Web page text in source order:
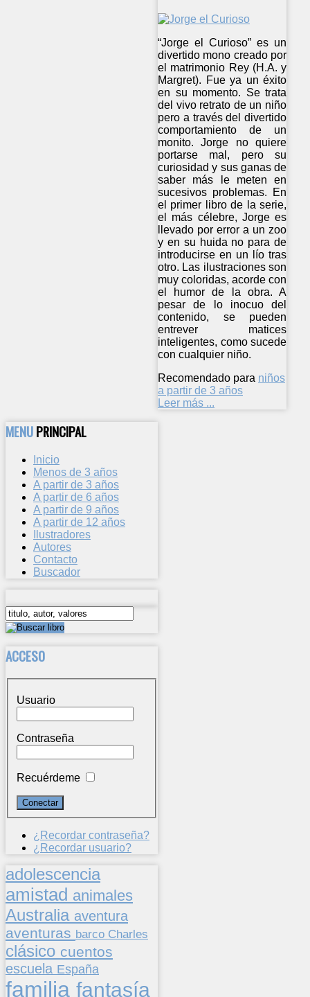
“Jorge el Curioso” es un
divertido mono creado por
el matrimonio Rey (H.A. y
Margret). Fue ya un éxito
en su momento. Se trata
del vivo retrato de un niño
pero a través del divertido
comportamiento de un
monito. Jorge no quiere
portarse mal, pero su
curiosidad y sus ganas de
saber más le meten en
sucesivos problemas. En
el primer libro de la serie,
el más célebre, Jorge es
llevado por error a un zoo
y en su huida no para de
introducirse en un lío tras
otro. Las ilustraciones son
muy coloridas, acorde con
el humor de la obra. A
pesar de lo inocuo del
contenido, se pueden
entrever matices
inteligentes, como sucede
con cualquier niño.
Recomendado para niños
a partir de 3 años
Leer más ...
MENUPRINCIPAL
Inicio
Menos de 3 años
A partir de 3 años
A partir de 6 años
A partir de 9 años
A partir de 12 años
Ilustradores
Autores
Contacto
Buscador
ACCESO
Usuario
Contraseña
Recuérdeme
¿Recordar contraseña?
¿Recordar usuario?
adolescencia
amistad animales
Australia aventura
aventuras barco Charles
clásico cuentos
escuela España
familia fantasía